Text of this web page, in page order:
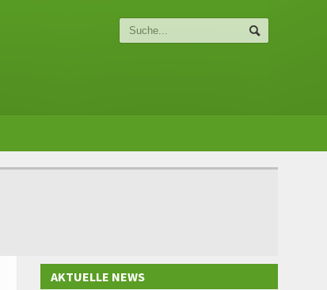
AKTUELLE NEWS